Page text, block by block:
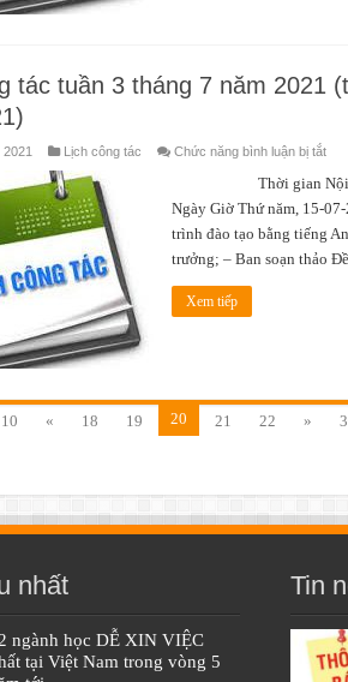
tác tuần 3 tháng 7 năm 2021
Lịch công tác Chức năng bình luận bị tắtở
công
tác
7
năm
Thời gian Nội dung
Ngày Giờ Thứ năm, 15-
trình đào tạo bằng tiếng
trưởng; – Ban soạn thảo
Xem tiếp
10 « 18 19 20 21 22 »
nhất
ngành học DỄ XIN VIỆC
tại Việt Nam trong vòng 5
Tin